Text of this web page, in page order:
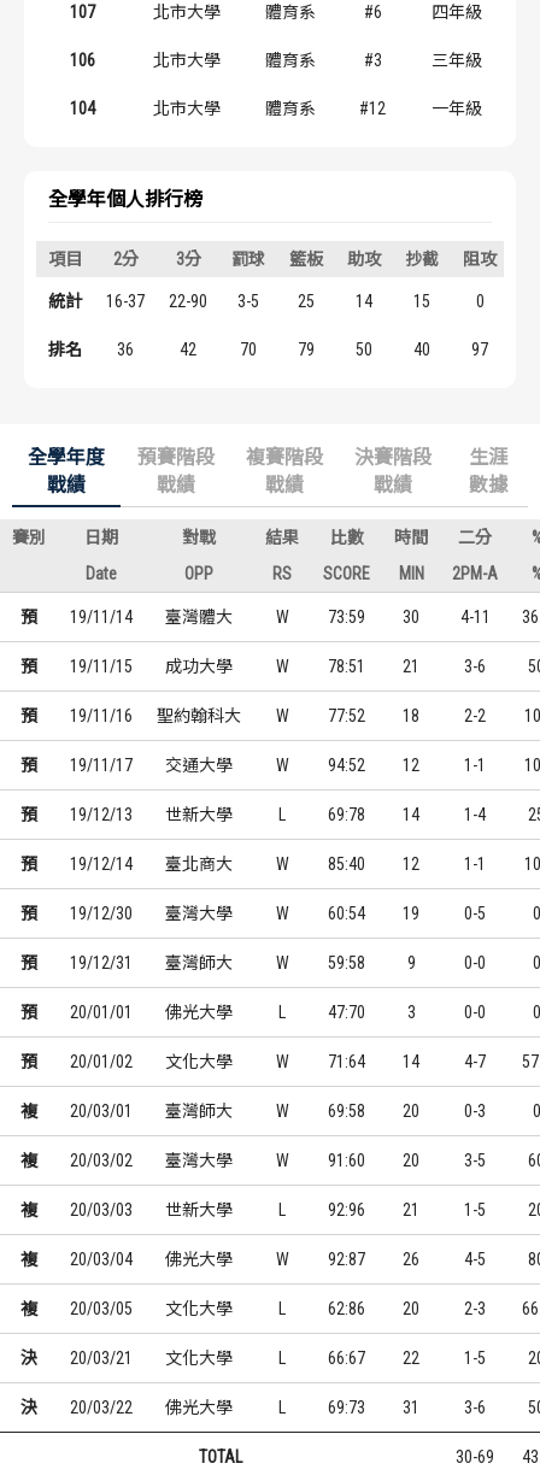
107 北市大學 體育系 #6 四年級
106 北市大學 體育系 #3 三年級
104 北市大學 體育系 #12 一年級
全學年個人排行榜
項目 2分 3分 罰球 籃板 助攻 抄截 阻攻
統計 16-37 22-90 3-5 25 14 15 0
排名 36 42 70 79 50 40 97
全學年度
戰績
預賽階段
戰績
複賽階段
戰績
決賽階段
戰績
生涯
數據
賽別 日期 對戰 結果 比數 時間 二分
Date
OPP RS SCORE MIN 2PM-A
預 19/11/14 臺灣體大 W 73:59 30 4-11
預 19/11/15 成功大學 W 78:51 21 3-6
預 19/11/16 聖約翰科大 W 77:52 18 2-2
預 19/11/17 交通大學 W 94:52 12 1-1
預 19/12/13 世新大學 69:78 14 1-4
預 19/12/14 臺北商大 W 85:40 12 1-1
預 19/12/30 臺灣大學 W 60:54 19 0-5 0
預 19/12/31 臺灣師大 W 59:58 9 0-0 0
預 20/01/01 佛光大學 47:70 3 0-0 0
預 20/01/02 文化大學 W 71:64 14 4-7
複 20/03/01 臺灣師大 W 69:58 20 0-3 0
複 20/03/02 臺灣大學 W 91:60 20 3-5
複 20/03/03 世新大學 92:96 21 1-5
複 20/03/04 佛光大學 W 92:87 26 4-5
複 20/03/05 文化大學 62:86 20 2-3
決 20/03/21 文化大學 66:67 22 1-5
決 20/03/22 佛光大學 69:73 31 3-6
TOTAL 30-69